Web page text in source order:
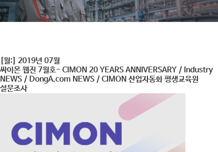
[월:] 2019년 07월
싸이몬 웹진 7월호- CIMON 20 YEARS ANNIVERSARY / Industry
NEWS / DongA.com NEWS / CIMON 산업자동화 평생교육원
설문조사